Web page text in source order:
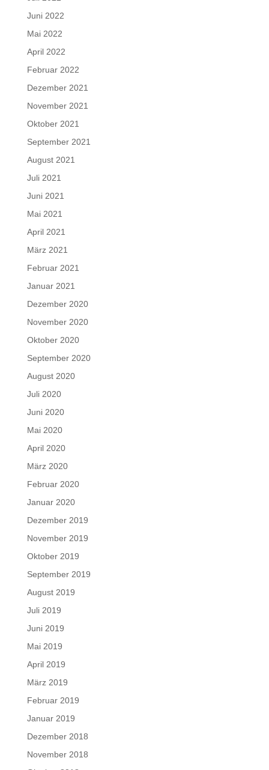
Juni 2022
Mai 2022
April 2022
Februar 2022
Dezember 2021
November 2021
Oktober 2021
September 2021
August 2021
Juli 2021
Juni 2021
Mai 2021
April 2021
März 2021
Februar 2021
Januar 2021
Dezember 2020
November 2020
Oktober 2020
September 2020
August 2020
Juli 2020
Juni 2020
Mai 2020
April 2020
März 2020
Februar 2020
Januar 2020
Dezember 2019
November 2019
Oktober 2019
September 2019
August 2019
Juli 2019
Juni 2019
Mai 2019
April 2019
März 2019
Februar 2019
Januar 2019
Dezember 2018
November 2018